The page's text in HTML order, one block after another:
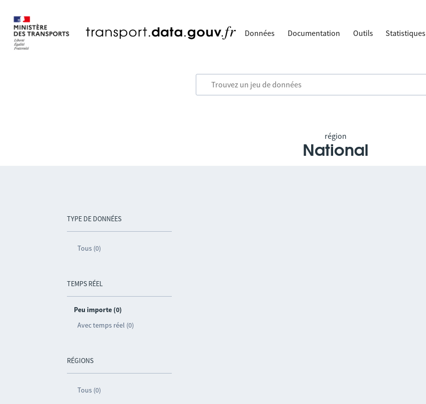
Données Documentation Outils Statistiques
région
National
TYPE DE DONNÉES
Tous (0)
TEMPS RÉEL
Peu importe (0)
Avec temps réel (0)
RÉGIONS
Tous (0)